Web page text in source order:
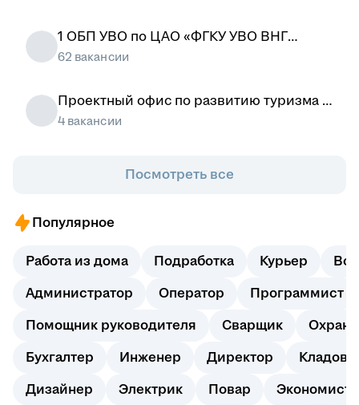
1 ОБП УВО по ЦАО «ФГКУ УВО ВНГ
России по городу Москве»
62 вакансии
Проектный офис по развитию туризма и
гостеприимства Москвы
4 вакансии
Посмотреть все
Популярное
Работа из дома Подработка Курьер
Администратор Оператор Программист
Помощник руководителя Сварщик
Бухгалтер Инженер Директор
Дизайнер Электрик Повар Экономист